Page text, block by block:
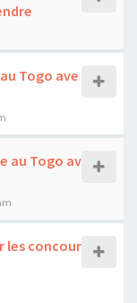
Togo ave
au Togo av
les concour